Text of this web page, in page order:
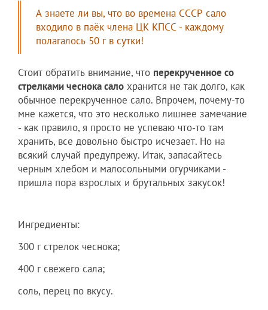
А знаете ли вы, что во времена СССР сало
входило в паёк члена ЦК КПСС - каждому
полагалось 50 г в сутки!
Стоит обратить внимание, что перекрученное со
стрелками чеснока сало хранится не так долго, как
обычное перекрученное сало. Впрочем, почему-то
мне кажется, что это несколько лишнее замечание
- как правило, я просто не успеваю что-то там
хранить, все довольно быстро исчезает. Но на
всякий случай предупрежу. Итак, запасайтесь
черным хлебом и малосольными огурчиками -
пришла пора взрослых и брутальных закусок!
Ингредиенты:
300 г стрелок чеснока;
400 г свежего сала;
соль, перец по вкусу.